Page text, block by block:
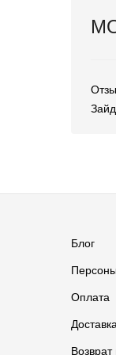
Блог
Персоны
Оплата
Доставка